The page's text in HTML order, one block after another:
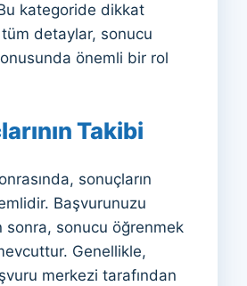
kategoride dikkat
detaylar, sonucu
önemli bir rol
Takibi
sonuçların
Başvurunuzu
sonra, sonucu öğrenmek
Genellikle,
merkezi tarafından